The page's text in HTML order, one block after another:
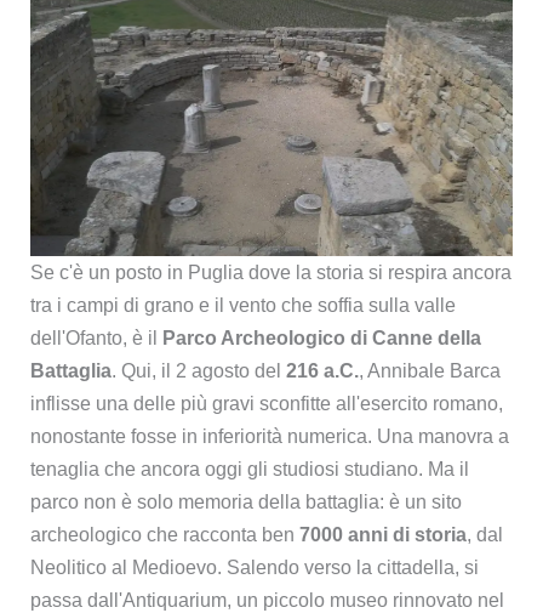
Se c'è un posto in Puglia dove la storia si respira ancora
tra i campi di grano e il vento che soffia sulla valle
dell'Ofanto, è il
Parco Archeologico di Canne della
Battaglia. Qui, il 2 agosto del 216 a.C., Annibale Barca
inflisse una delle più gravi sconfitte all'esercito romano,
nonostante fosse in inferiorità numerica. Una manovra a
tenaglia che ancora oggi gli studiosi studiano. Ma il
parco non è solo memoria della battaglia: è un sito
archeologico che racconta ben 7000 anni di storia, dal
Neolitico al Medioevo. Salendo verso la cittadella, si
passa dall'Antiquarium, un piccolo museo rinnovato nel